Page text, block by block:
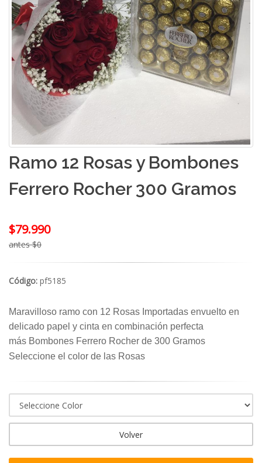
Ramo 12 Rosas y Bombones
Ferrero Rocher 300 Gramos
$79.990
antes $0
Código: pf5185
Maravilloso ramo con 12 Rosas Importadas envuelto en
delicado papel y cinta en combinación perfecta
más Bombones Ferrero Rocher de 300 Gramos
Seleccione el color de las Rosas
Volver